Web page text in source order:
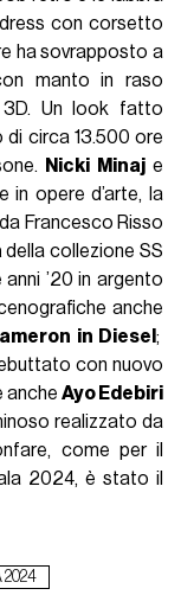
con corsetto
ha sovrapposto a
manto in raso
3D. Un look fatto
circa 13.500 ore
Nicki Minaje
in opere d’arte, la
Francesco Risso
della collezione SS
’20 in argento
anche
in Diesel;
con nuovo
anche Ayo Edebiri
realizzato da
come per il
2024, è stato il
2024